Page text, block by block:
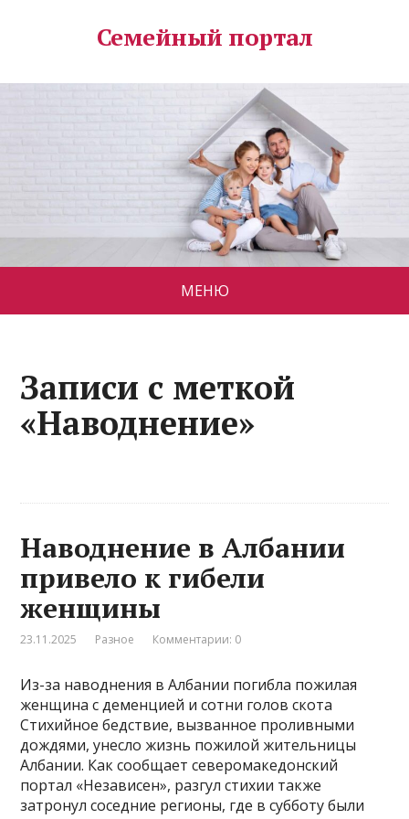
Семейный портал
МЕНЮ
Записи с меткой
«Наводнение»
Наводнение в Албании
привело к гибели
женщины
23.11.2025 Разное Комментарии: 0
Из-за наводнения в Албании погибла пожилая
женщина с деменцией и сотни голов скота
Стихийное бедствие, вызванное проливными
дождями, унесло жизнь пожилой жительницы
Албании. Как сообщает северомакедонский
портал «Независен», разгул стихии также
затронул соседние регионы, где в субботу были